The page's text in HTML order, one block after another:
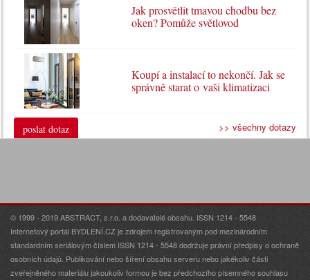
Jak prosvětlit tmavou chodbu bez
oken? Pomůže světlovod
Koupí a instalací to nekončí. Jak se
správně starat o vaši klimatizaci
poslat dotaz >> všechny dotazy
© 1999 - 2019 ABSTRACT, s.r.o. a dodavatelé obsahu. ISSN 1214 - 5548
Internetový portál BYDLENÍ.CZ je zdrojem registrovaným pod mezinárodním
standardním seriálovým číslem ISSN 1214 - 5548 dodržuje právní předpisy o ochraně
osobních údajů. Publikování nebo šíření obsahu serveru nebo jakékoliv části
zveřejněného materiálu jakoukoliv formou je bez předchozího písemného souhlasu